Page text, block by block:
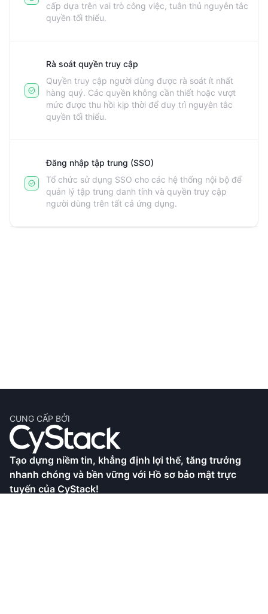
cấp dựa trên vai trò công việc, tuân thủ nguyên tắc
quyền tối thiểu.
Rà soát quyền truy cập
Quyền truy cập người dùng được rà soát ít nhất
hàng quý. Các quyền không cần thiết hoặc vượt
mức được thu hồi kịp thời để duy trì nguyên tắc
quyền tối thiểu.
Đăng nhập tập trung (SSO)
Tổ chức sử dụng SSO cho các hệ thống nội bộ để
quản lý tập trung danh tính và quyền truy cập
người dùng trên tất cả ứng dụng.
CUNG CẤP BỞI
Tạo dựng niềm tin, khẳng định lợi thế, tăng trưởng
nhanh chóng và bền vững với Hồ sơ bảo mật trực
tuyến của CyStack!